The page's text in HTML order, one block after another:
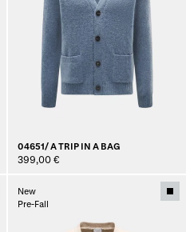
04651/ A TRIP IN A BAG
399,00 €
New
Pre-Fall